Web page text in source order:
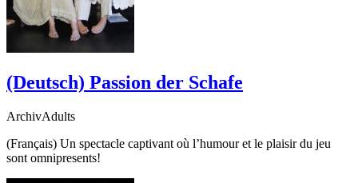
(Deutsch) Passion der Schafe
ArchivAdults
(Français) Un spectacle captivant où l’humour et le plaisir du jeu
sont omnipresents!